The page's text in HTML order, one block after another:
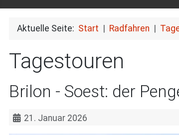
Aktuelle Seite: Start Radfahren
Tagestouren
Brilon - Soest: der
21. Januar 2026